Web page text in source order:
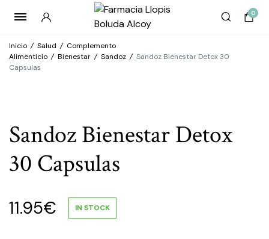
0
Inicio / Salud / Complemento
Alimenticio / Bienestar / Sandoz / Sandoz Bienestar Detox 30
Capsulas
Sandoz Bienestar Detox
30 Capsulas
11.95€ IN STOCK